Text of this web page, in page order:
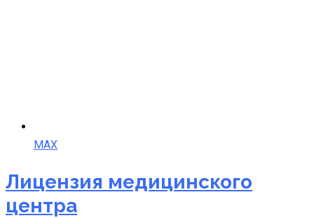
MAX
Лицензия медицинского
центра